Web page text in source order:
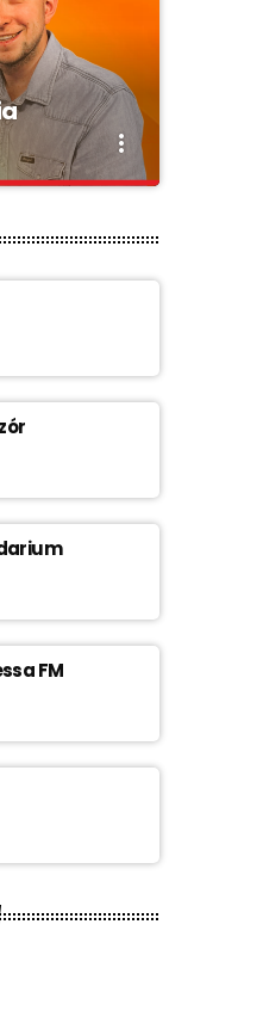
more_vert
program
do soboty w
serwuje
dnia aż do
FM